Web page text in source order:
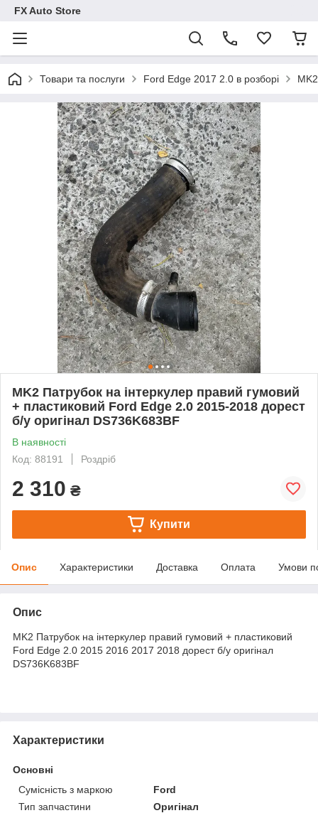
FX Auto Store
Товари та послуги Ford Edge 2017 2.0 в розборі
MK2 Патрубок на інтеркулер правий гумовий
+ пластиковий Ford Edge 2.0 2015-2018 дорест
б/у оригінал DS736K683BF
В наявності
Код: 88191
Роздріб
2 310 ₴
Купити
Опис Характеристики Доставка Оплата Умови
Опис
MK2 Патрубок на інтеркулер правий гумовий + пластиковий
Ford Edge 2.0 2015 2016 2017 2018 дорест б/у оригінал
DS736K683BF
Характеристики
Основні
Сумісність з маркою
Ford
Тип запчастини
Оригінал